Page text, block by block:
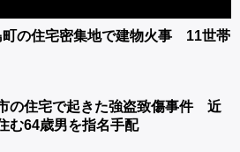
町の住宅密集地で建物火事 11世帯
の住宅で起きた強盗致傷事件 近
む64歳男を指名手配